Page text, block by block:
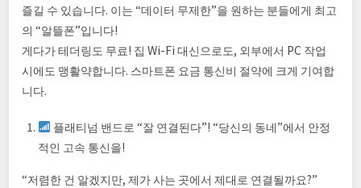
즐길 수 있습니다. 이는 “데이터 무제한”을 원하는 분들에게 최고
의 “알뜰폰”입니다!
게다가 테더링도 무료! 집 Wi-Fi 대신으로도, 외부에서 PC 작업
시에도 맹활약합니다. 스마트폰 요금 통신비 절약에 크게 기여합
니다.
플래티넘 밴드로 “잘 연결된다”! “당신의 동네”에서 안정
적인 고속 통신을!
“저렴한 건 알겠지만, 제가 사는 곳에서 제대로 연결될까요?”